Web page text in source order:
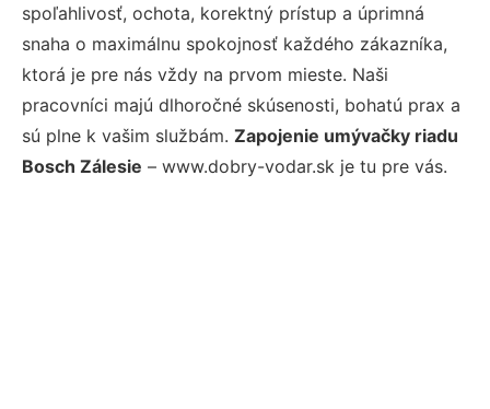
spoľahlivosť, ochota, korektný prístup a úprimná
snaha o maximálnu spokojnosť každého zákazníka,
ktorá je pre nás vždy na prvom mieste. Naši
pracovníci majú dlhoročné skúsenosti, bohatú prax a
sú plne k vašim službám. Zapojenie umývačky riadu
Bosch Zálesie – www.dobry-vodar.sk je tu pre vás.